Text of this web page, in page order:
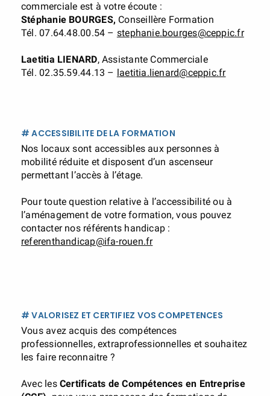
commerciale est à votre écoute :
Stéphanie BOURGES, Conseillère Formation
Tél. 07.64.48.00.54 – stephanie.bourges@ceppic.fr
Laetitia LIENARD, Assistante Commerciale
Tél. 02.35.59.44.13 – laetitia.lienard@ceppic.fr
# ACCESSIBILITE DE LA FORMATION
Nos locaux sont accessibles aux personnes à
mobilité réduite et disposent d’un ascenseur
permettant l’accès à l’étage.
Pour toute question relative à l’accessibilité ou à
l’aménagement de votre formation, vous pouvez
contacter nos référents handicap :
referenthandicap@ifa-rouen.fr
# VALORISEZ ET CERTIFIEZ VOS COMPETENCES
Vous avez acquis des compétences
professionnelles, extraprofessionnelles et souhaitez
les faire reconnaitre ?
Avec les Certificats de Compétences en Entreprise